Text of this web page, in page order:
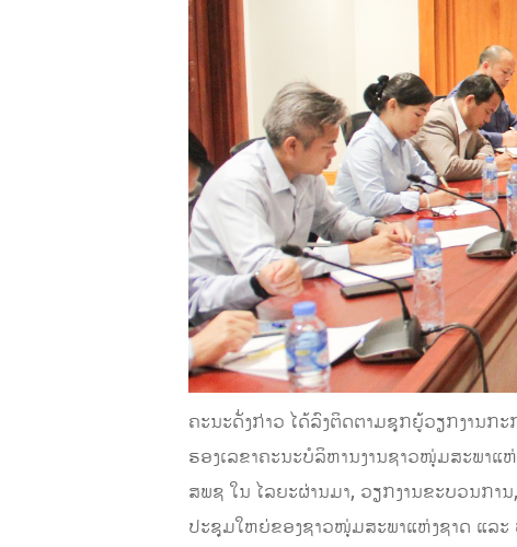
ຄະນະດັ່ງກ່າວ ໄດ້ລົງຕິດຕາມຊຸກຍູ້ວຽກງານກ
ຮອງເລຂາຄະນະບໍລິຫານງານຊາວໜຸ່ມສະພາແ
ສພຊ ໃນ ໄລຍະຜ່ານມາ, ວຽກງານຂະບວນກ
ປະຊຸມໃຫຍ່ຂອງຊາວໜຸ່ມສະພາແຫ່ງຊາດ ແລ